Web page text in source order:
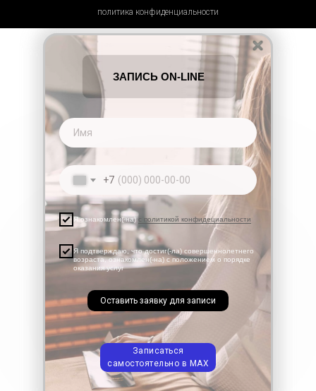
политика конфиденциальности
ЗАПИСЬ ON-LINE
Записаться
самостоятельно в МАХ
Имя
+7
Я ознакомлен(-на)с политикой конфидециальности
Я подтверждаю, что достиг(-ла) совершеннолетнего
возраста, ознакомлен(-на) с положением о порядке
оказания услуг
Оставить заявку для записи